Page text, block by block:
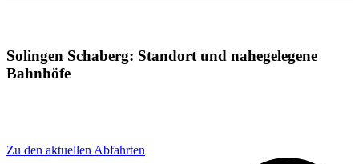
Solingen Schaberg: Standort und nahegelegene
Bahnhöfe
Zu den aktuellen Abfahrten